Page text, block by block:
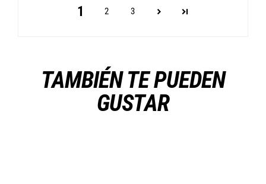
1 2 3
TAMBIÉN TE PUEDEN
GUSTAR